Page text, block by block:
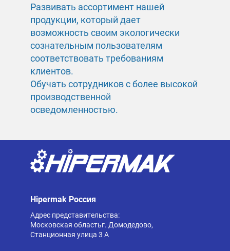
Развивать ассортимент нашей
продукции, который дает
возможность своим экологически
сознательным пользователям
соответствовать требованиям
клиентов.
Обучать сотрудников с более высокой
производственной
осведомленностью.
Hipermak Россия
Адрес представительства:
Московская областьг. Домодедово,
Станционная улица 3 А